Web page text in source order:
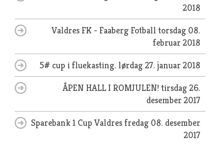
2018
Valdres FK - Faaberg Fotball torsdag 08.
februar 2018
5# cup i fluekasting. lørdag 27. januar 2018
ÅPEN HALL I ROMJULEN! tirsdag 26.
desember 2017
Sparebank 1 Cup Valdresfredag 08. desember
2017